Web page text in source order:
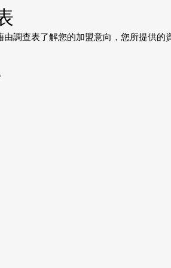
調查表了解您的加盟意向，您所提供的